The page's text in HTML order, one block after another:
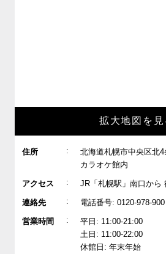
拡大地図を見
住所 :
北海道札幌市中央区北4
カラオケ館内
アクセス : JR「札幌駅」南口から
連絡先 : 電話番号: 0120-978-900
営業時間 :
平日: 11:00-21:00
土日: 11:00-22:00
休館日: 年末年始